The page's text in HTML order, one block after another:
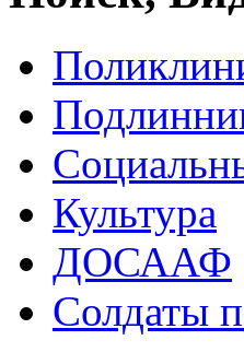
Культура
ДОСААФ
Солдаты